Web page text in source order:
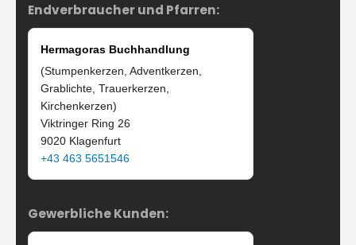
Endverbraucher und Pfarren:
Hermagoras Buchhandlung
(Stumpenkerzen, Adventkerzen,
Grablichte, Trauerkerzen,
Kirchenkerzen)
Viktringer Ring 26
9020 Klagenfurt
+43 463 5651546
Gewerbliche Kunden: